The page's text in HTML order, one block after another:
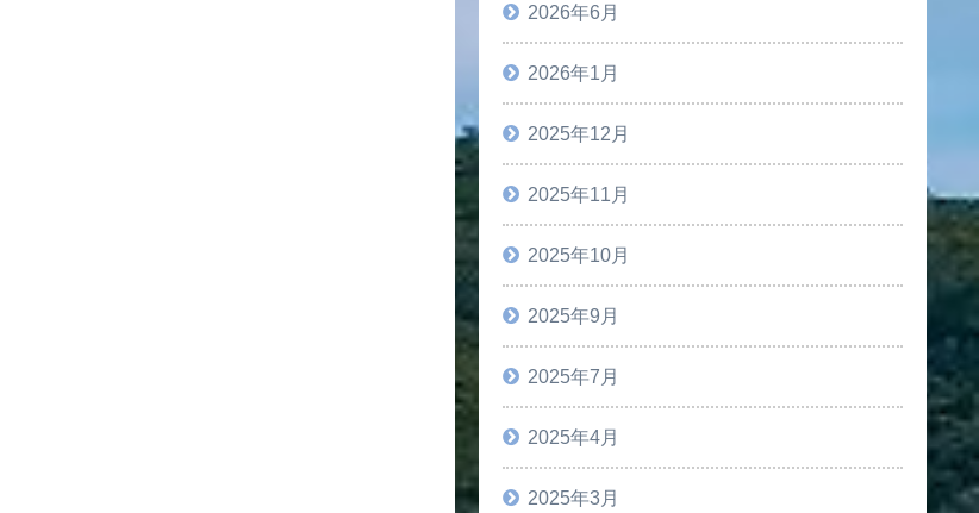
2026年6月
2026年1月
2025年12月
2025年11月
2025年10月
2025年9月
2025年7月
2025年4月
2025年3月